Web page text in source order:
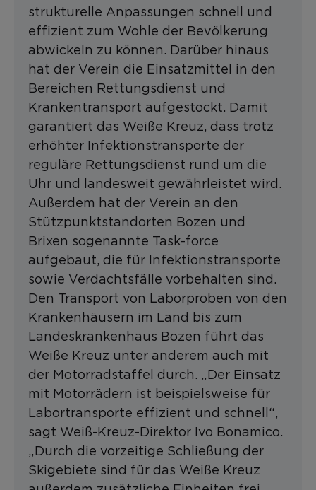
strukturelle Anpassungen schnell und
effizient zum Wohle der Bevölkerung
abwickeln zu können. Darüber hinaus
hat der Verein die Einsatzmittel in den
Bereichen Rettungsdienst und
Krankentransport aufgestockt. Damit
garantiert das Weiße Kreuz, dass trotz
erhöhter Infektionstransporte der
reguläre Rettungsdienst rund um die
Uhr und landesweit gewährleistet wird.
Außerdem hat der Verein an den
Stützpunktstandorten Bozen und
Brixen sogenannte Task-force
aufgebaut, die für Infektionstransporte
sowie Verdachtsfälle vorbehalten sind.
Den Transport von Laborproben von den
Krankenhäusern im Land bis zum
Landeskrankenhaus Bozen führt das
Weiße Kreuz unter anderem auch mit
der Motorradstaffel durch. „Der Einsatz
mit Motorrädern ist beispielsweise für
Labortransporte effizient und schnell“,
sagt Weiß-Kreuz-Direktor Ivo Bonamico.
„Durch die vorzeitige Schließung der
Skigebiete sind für das Weiße Kreuz